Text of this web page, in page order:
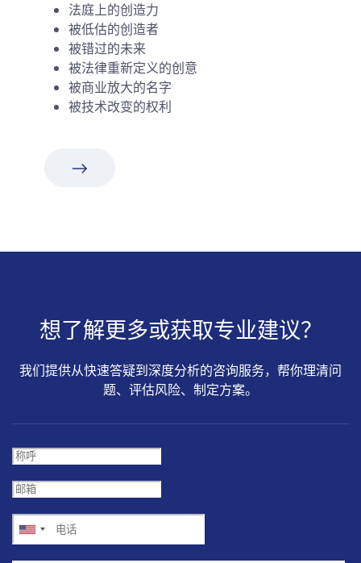
法庭上的创造力
被低估的创造者
被错过的未来
被法律重新定义的创意
被商业放大的名字
被技术改变的权利
想了解更多或获取专业建议？
我们提供从快速答疑到深度分析的咨询服务，帮你理清问
题、评估风险、制定方案。
United